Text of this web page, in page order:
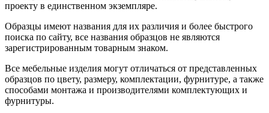
проекту в единственном экземпляре.
Образцы имеют названия для их различия и более быстрого
поиска по сайту, все названия образцов не являются
зарегистрированным товарным знаком.
Все мебельные изделия могут отличаться от представленных
образцов по цвету, размеру, комплектации, фурнитуре, а также
способами монтажа и производителями комплектующих и
фурнитуры.